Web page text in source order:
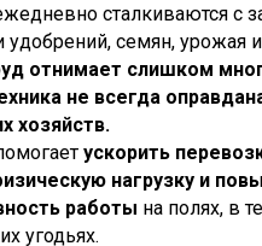
сталкиваются с
удобрений, семян, урожая
отнимает слишком
не всегда
хозяйств.
ускорить
нагрузку и
работы на полях, в
угодьях.